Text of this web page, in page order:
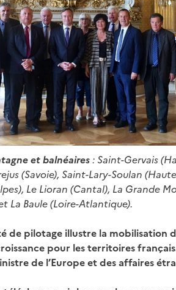
et balnéaires: Saint-Gervais
(Savoie), Saint-Lary-Soulan
Le Lioran (Cantal), La Grande
La Baule (Loire-Atlantique).
de pilotage illustre la
pour les territoires
de l’Europe et des affaires